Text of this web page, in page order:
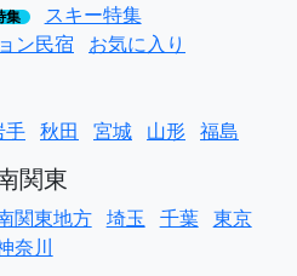
集
スキー特集
ン民宿 お気に入り
手 秋田 宮城 山形 福島
関東
関東地方 埼玉 千葉 東京
奈川